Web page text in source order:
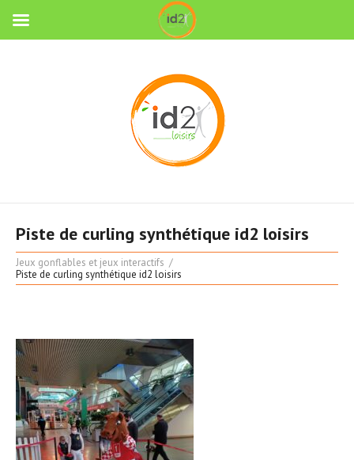
Piste de curling synthétique id2 loisirs
Jeux gonflables et jeux interactifs
Piste de curling synthétique id2 loisirs